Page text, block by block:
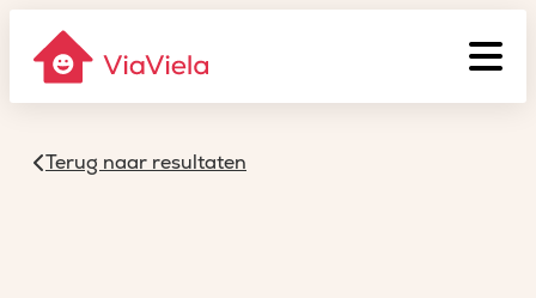
Terug naar resultaten